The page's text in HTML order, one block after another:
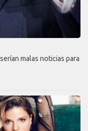
malas noticias para